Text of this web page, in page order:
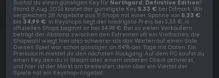
Suchst du einen günstigen Key für Northgard: Definitive Edition?
Stand 8 Aug. 2026 kostet der günstigste Key 5,33 € bei Difmark. Wir
vergleichen 28 Angebote aus 11 Shops mit einer Spanne von 5,33 €
bis 34,99 €. In Keyshops liegt der niedrigste Preis bei 5,33 €, in
offiziellen Shops beginnt er bei 34,99 €. Bei so vielen Verkäufern
beträgt der Abstand zwischen den Extremen oft ein Vielfaches, die
Shopwahl wiegt hier also schwerer als das Warten auf einen Sale.
Dieses Spiel war schon günstiger, an 84% der Tage mit Daten. Ein
Preisalarm meldet dir den nächsten Rückgang. Auf dem PC kaufst du
einen Key, den du in Steam oder einem anderen Client aktivierst,
und hier ist der Markt am breitesten, denn über ein Viertel der
Spiele hat ein Keyshop-Angebot.